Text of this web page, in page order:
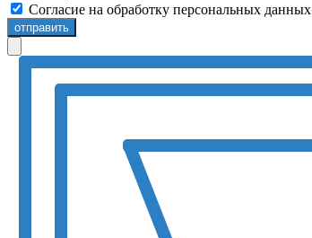
Согласие на обработку персональных данных
отправить